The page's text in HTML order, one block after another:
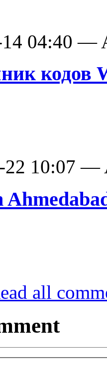
04:40 —
кодов
22 10:07 —
all